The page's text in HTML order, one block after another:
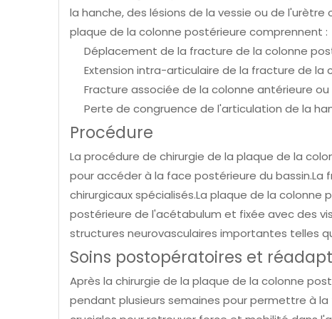
la hanche, des lésions de la vessie ou de l'urètre
plaque de la colonne postérieure comprennent :
Déplacement de la fracture de la colonne
Extension intra-articulaire de la fracture de la
Fracture associée de la colonne antérieure
Perte de congruence de l'articulation de la
Procédure
La procédure de chirurgie de la plaque de la
pour accéder à la face postérieure du
chirurgicaux spécialisés.La plaque de la
postérieure de l'acétabulum et fixée avec des
structures neurovasculaires importantes telles
Soins postopératoires et
Après la chirurgie de la plaque de la colonne
pendant plusieurs semaines pour permettre à